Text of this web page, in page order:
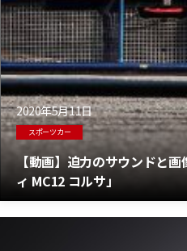
2020年5月11日
スポーツカー
【動画】迫力のサウンドと
ィ MC12 コルサ」